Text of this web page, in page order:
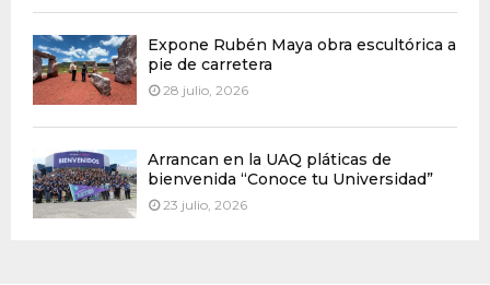
Expone Rubén Maya obra escultórica a
pie de carretera
28 julio, 2026
Arrancan en la UAQ pláticas de
bienvenida “Conoce tu Universidad”
23 julio, 2026